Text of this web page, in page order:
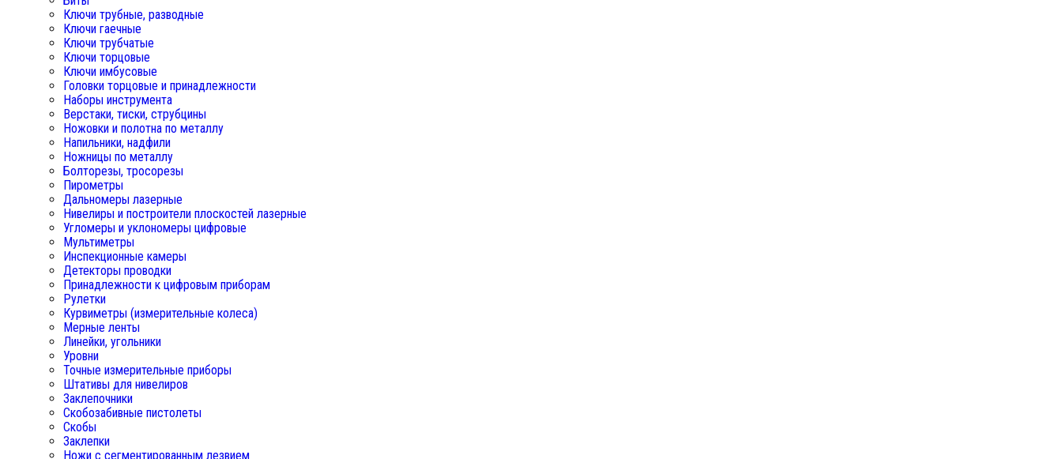
Ключи трубные, разводные
Ключи гаечные
Ключи трубчатые
Ключи торцовые
Ключи имбусовые
Головки торцовые и принадлежности
Наборы инструмента
Верстаки, тиски, струбцины
Ножовки и полотна по металлу
Напильники, надфили
Ножницы по металлу
Болторезы, тросорезы
Пирометры
Дальномеры лазерные
Нивелиры и построители плоскостей лазерные
Угломеры и уклономеры цифровые
Мультиметры
Инспекционные камеры
Детекторы проводки
Принадлежности к цифровым приборам
Рулетки
Курвиметры (измерительные колеса)
Мерные ленты
Линейки, угольники
Уровни
Точные измерительные приборы
Штативы для нивелиров
Заклепочники
Скобозабивные пистолеты
Скобы
Заклепки
Ножи с сегментированным лезвием